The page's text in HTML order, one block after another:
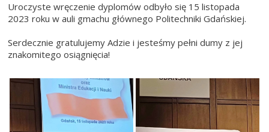
Uroczyste wręczenie dyplomów odbyło się 15 listopada
2023 roku w auli gmachu głównego Politechniki Gdańskiej.
Serdecznie gratulujemy Adzie i jesteśmy pełni dumy z jej
znakomitego osiągnięcia!